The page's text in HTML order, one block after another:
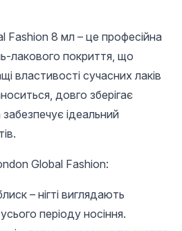
Fashion 8 мл – це професійна
лакового покриття, що
властивості сучасних лаків
довго зберігає
ідеальний
Global Fashion:
– нігті виглядають
періоду носіння.